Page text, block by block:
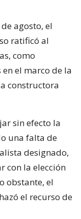
agosto, el
ratificó al
como
el marco de la
constructora
sin efecto la
una falta de
designado,
con la elección
obstante, el
el recurso de